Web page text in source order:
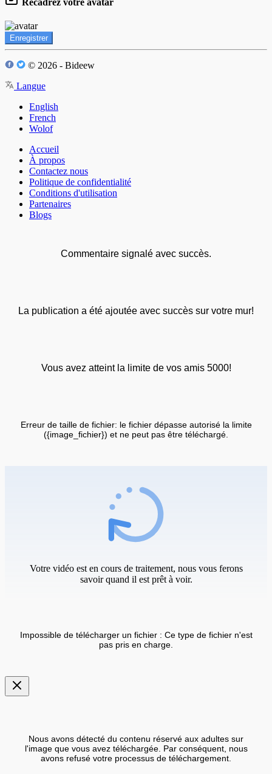
Enregistrer
© 2026 - Bideew
Langue
English
French
Wolof
Accueil
À propos
Contactez nous
Politique de confidentialité
Conditions d'utilisation
Partenaires
Blogs
Commentaire signalé avec succès.
La publication a été ajoutée avec succès sur votre mur!
Vous avez atteint la limite de vos amis 5000!
Erreur de taille de fichier: le fichier dépasse autorisé la limite
({image_fichier}) et ne peut pas être téléchargé.
Votre vidéo est en cours de traitement, nous vous ferons
savoir quand il est prêt à voir.
Impossible de télécharger un fichier : Ce type de fichier n'est
pas pris en charge.
Nous avons détecté du contenu réservé aux adultes sur
l'image que vous avez téléchargée. Par conséquent, nous
avons refusé votre processus de téléchargement.